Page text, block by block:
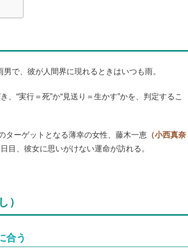
男で、彼が人間界に現れるときはいつも雨。
“実行＝死”か“見送り＝生かす”かを、判定するこ
ターゲットとなる薄幸の女性、藤木一恵 （小西真奈
目、彼女に思いがけない運命が訪れる。
）
合う